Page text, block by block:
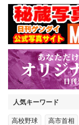
人気キーワード
高校野球 高市首相